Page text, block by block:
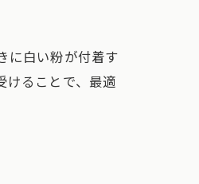
に白い粉が付着す
けることで、最適